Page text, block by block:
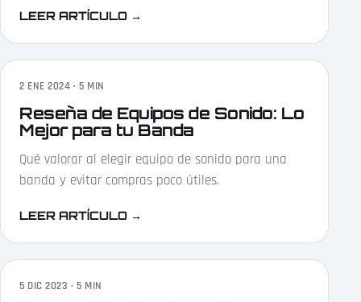
LEER ARTÍCULO →
2 ENE 2024 · 5 MIN
Reseña de Equipos de Sonido: Lo
Mejor para tu Banda
Qué valorar al elegir equipo de sonido para una
banda y evitar compras poco útiles.
LEER ARTÍCULO →
5 DIC 2023 · 5 MIN